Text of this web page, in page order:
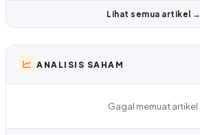
Lihat semua artikel →
ANALISIS SAHAM
Gagal memuat artikel.